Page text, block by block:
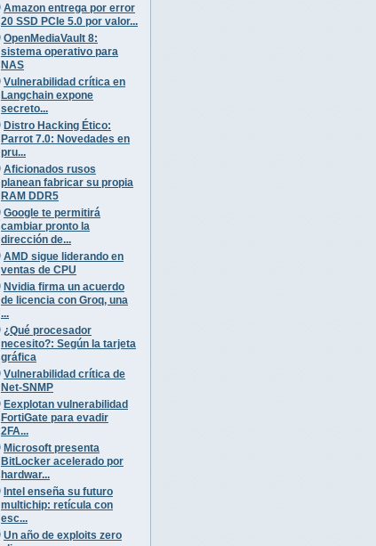
Amazon entrega por error
20 SSD PCIe 5.0 por valor...
OpenMediaVault 8:
sistema operativo para
NAS
Vulnerabilidad crítica en
Langchain expone
secreto...
Distro Hacking Ético:
Parrot 7.0: Novedades en
pru...
Aficionados rusos
planean fabricar su propia
RAM DDR5
Google te permitirá
cambiar pronto la
dirección de...
AMD sigue liderando en
ventas de CPU
Nvidia firma un acuerdo
de licencia con Groq, una
...
¿Qué procesador
necesito?: Según la tarjeta
gráfica
Vulnerabilidad crítica de
Net-SNMP
Eexplotan vulnerabilidad
FortiGate para evadir
2FA...
Microsoft presenta
BitLocker acelerado por
hardwar...
Intel enseña su futuro
multichip: retícula con
esc...
Un año de exploits zero